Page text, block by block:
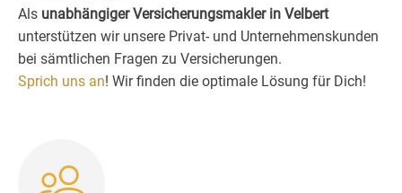
Als unabhängiger Versicherungsmakler in Velbert
unterstützen wir unsere Privat- und Unternehmenskunden
bei sämtlichen Fragen zu Versicherungen.
Sprich uns an! Wir finden die optimale Lösung für Dich!